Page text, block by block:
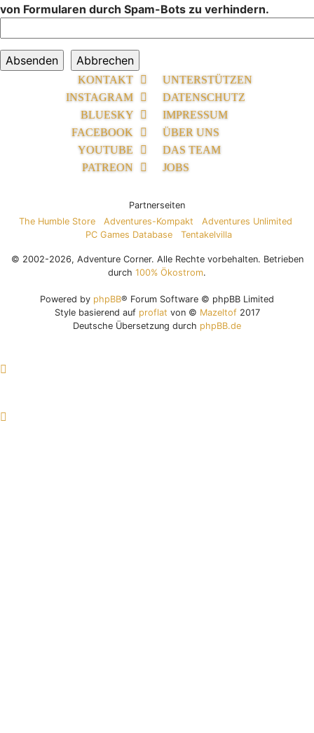
von Formularen durch Spam-Bots zu verhindern.
KONTAKT
INSTAGRAM
BLUESKY
FACEBOOK
YOUTUBE
PATREON
UNTERSTÜTZEN
DATENSCHUTZ
IMPRESSUM
ÜBER UNS
DAS TEAM
JOBS
Partnerseiten
The Humble Store
Adventures-Kompakt
Adventures Unlimited
PC Games Database
Tentakelvilla
© 2002-2026, Adventure Corner. Alle Rechte vorbehalten. Betrieben
durch 100% Ökostrom.
Powered by phpBB® Forum Software © phpBB Limited
Style basierend auf proflat von © Mazeltof2017
Deutsche Übersetzung durch phpBB.de